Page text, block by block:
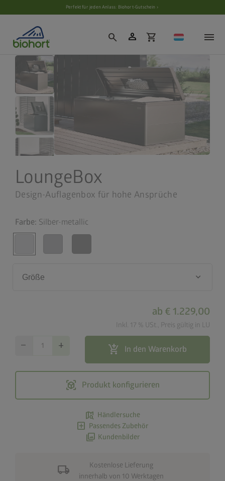
Perfekt für jeden Anlass: Biohort-Gutschein ›
search person shopping_cart
LoungeBox
Design-Auflagenbox für hohe Ansprüche
Farbe: Silber-metallic
Größe keyboard_arrow_down
ab € 1.229,00
Inkl. 17 % USt., Preis gültig in LU
remove add add_shopping_cart In den Warenkorb
view_in_ar Produkt konfigurieren
map_search Händlersuche
add_box Passendes Zubehör
photo_library Kundenbilder
local_shipping
Kostenlose Lieferung
innerhalb von 10 Werktagen